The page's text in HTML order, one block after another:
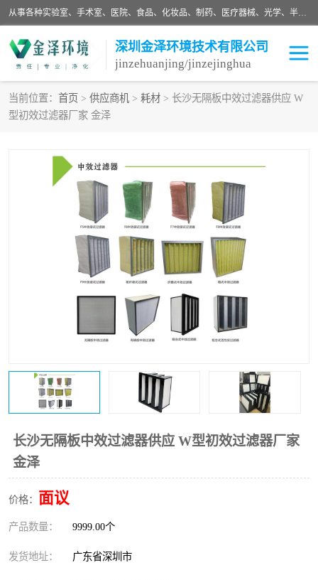
从事各种实验室、手术室、医院、食品、化妆品、制药、医疗器械、光学、半导体、精密电子等无尘车间行业的洁净车间装修设计、净化设备、恒温恒湿空调的设计制作与安装、净化系统工程项目施工及其技术支持服务。
深圳金泽环境技术有限公司
jinzehuanjing/jinzejinghua
当前位置： 首页 > 供应商机 > 耗材 > 长沙无隔板中效过滤器供应 W
型初效过滤器厂家 金泽
长沙无隔板中效过滤器供应 W型初效过滤器厂家
金泽
价格： 面议
产品数量： 9999.00个
发货地址： 广东省深圳市
耗材
净化设备
手术室净化 GMP车间净化
医药车间净化 生命工程
生物实验室 食品饮料
光电车间
恒温恒湿净化空调 过滤器